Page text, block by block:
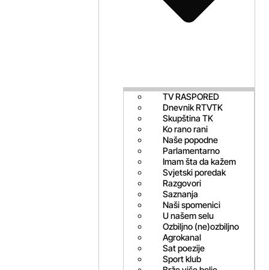
TV RASPORED
Dnevnik RTVTK
Skupština TK
Ko rano rani
Naše popodne
Parlamentarno
Imam šta da kažem
Svjetski poredak
Razgovori
Saznanja
Naši spomenici
U našem selu
Ozbiljno (ne)ozbiljno
Agrokanal
Sat poezije
Sport klub